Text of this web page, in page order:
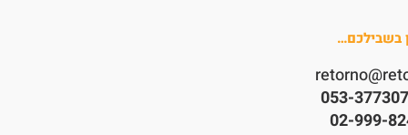
בשבילכם…
053-
02-999-